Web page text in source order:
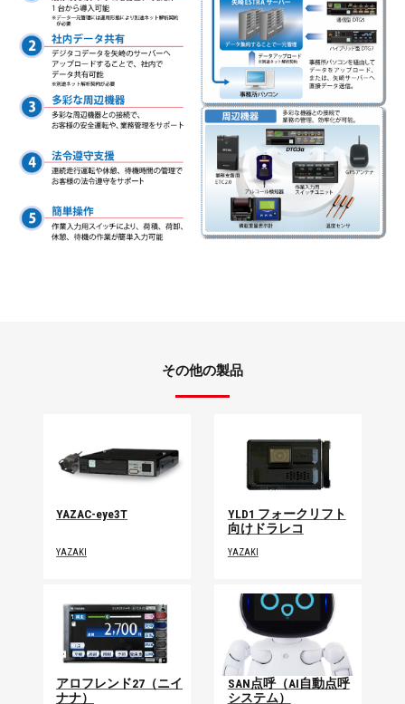
その他の製品
YAZAC-eye3T
YAZAKI
YLD1 フォークリフト
向けドラレコ
YAZAKI
アロフレンド27（ニイ
ナナ）
SAN点呼（AI自動点呼
システム）